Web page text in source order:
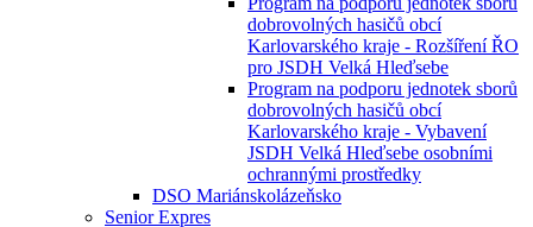
dobrovolných hasičů obcí
Karlovarského kraje - Rozšíření ŘO
pro JSDH Velká Hleďsebe
Program na podporu jednotek sborů
dobrovolných hasičů obcí
Karlovarského kraje - Vybavení
JSDH Velká Hleďsebe osobními
ochrannými prostředky
DSO Mariánskolázeňsko
Senior Expres